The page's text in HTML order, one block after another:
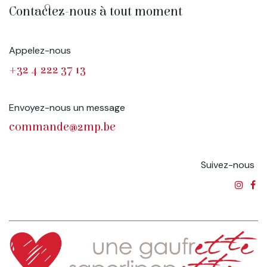
Contactez-nous à tout moment
Appelez-nous
+32 4 222 37 13
Envoyez-nous un message
commande@2mp.be
Suivez-nous